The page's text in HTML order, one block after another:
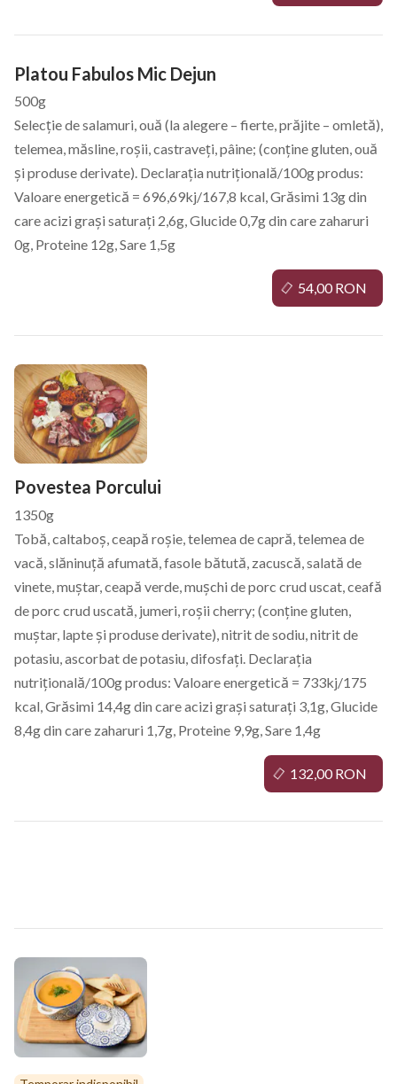
Platou Fabulos Mic Dejun
500g
Selecție de salamuri, ouă (la alegere – fierte, prăjite – omletă),
telemea, măsline, roșii, castraveți, pâine; (conține gluten, ouă
și produse derivate). Declarația nutrițională/100g produs:
Valoare energetică = 696,69kj/167,8 kcal, Grăsimi 13g din
care acizi grași saturați 2,6g, Glucide 0,7g din care zaharuri
0g, Proteine 12g, Sare 1,5g
Povestea Porcului
1350g
Tobă, caltaboș, ceapă roșie, telemea de capră, telemea de
vacă, slăninuță afumată, fasole bătută, zacuscă, salată de
vinete, muștar, ceapă verde, mușchi de porc crud uscat, ceafă
de porc crud uscată, jumeri, roșii cherry; (conține gluten,
muștar, lapte și produse derivate), nitrit de sodiu, nitrit de
potasiu, ascorbat de potasiu, difosfați. Declarația
nutrițională/100g produs: Valoare energetică = 733kj/175
kcal, Grăsimi 14,4g din care acizi grași saturați 3,1g, Glucide
8,4g din care zaharuri 1,7g, Proteine 9,9g, Sare 1,4g